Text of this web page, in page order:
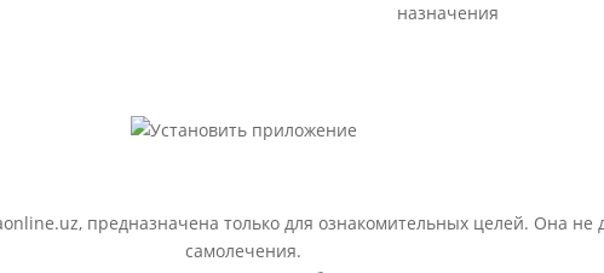
назначения
предназначена только для ознакомительных целей. Она не
самолечения.